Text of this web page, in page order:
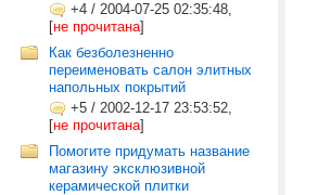
+4 / 2004-07-25 02:35:48,
[не прочитана]
Как безболезненно
переименовать салон элитных
напольных покрытий
+5 / 2002-12-17 23:53:52,
[не прочитана]
Помогите придумать название
магазину эксклюзивной
керамической плитки